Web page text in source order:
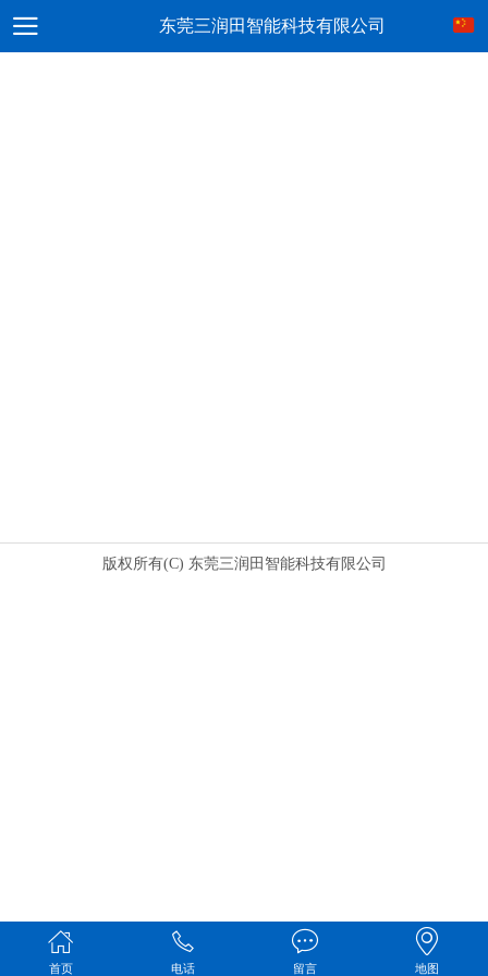
东莞三润田智能科技有限公司
版权所有(C) 东莞三润田智能科技有限公司
首页 电话 留言 地图